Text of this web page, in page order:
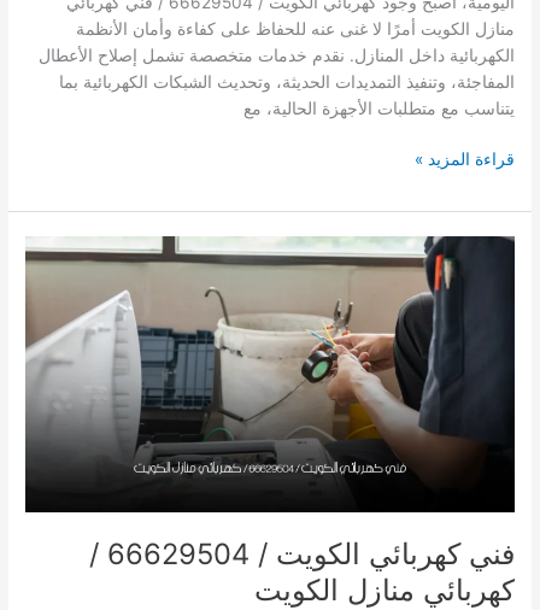
منازل الكويت أمرًا لا غنى عنه للحفاظ على كفاءة وأمان الأنظمة
الكهربائية داخل المنازل. نقدم خدمات متخصصة تشمل إصلاح الأعطال
المفاجئة، وتنفيذ التمديدات الحديثة، وتحديث الشبكات الكهربائية بما
يتناسب مع متطلبات الأجهزة الحالية، مع
كهربائي
/
66629504
قراءة المزيد »
فني كهربائي الكويت / 66629504 /
كهربائي منازل الكويت